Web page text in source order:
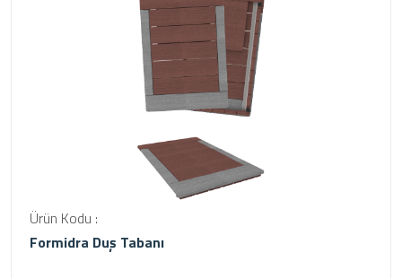
Ürün Kodu :
Formidra Duş Tabanı